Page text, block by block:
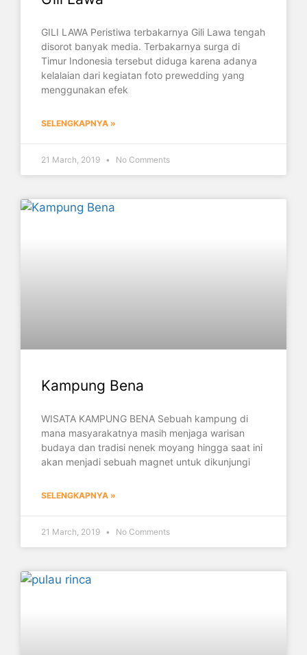
GILI LAWA Peristiwa terbakarnya Gili Lawa tengah
disorot banyak media. Terbakarnya surga di
Timur Indonesia tersebut diduga karena adanya
kelalaian dari kegiatan foto prewedding yang
menggunakan efek
SELENGKAPNYA »
21 March, 2019 No Comments
Kampung Bena
WISATA KAMPUNG BENA Sebuah kampung di
mana masyarakatnya masih menjaga warisan
budaya dan tradisi nenek moyang hingga saat ini
akan menjadi sebuah magnet untuk dikunjungi
SELENGKAPNYA »
21 March, 2019 No Comments